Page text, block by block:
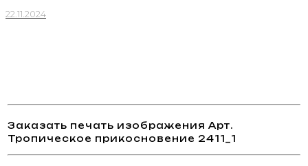
22.11.2024
Заказать печать изображения Арт.
Тропическое прикосновение 2411_1